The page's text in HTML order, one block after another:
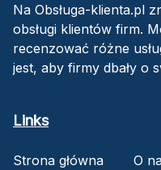
Na Obsługa-klienta.pl
obsługi klientów firm.
recenzować różne
jest, aby firmy dbały o
Links
Strona główna O